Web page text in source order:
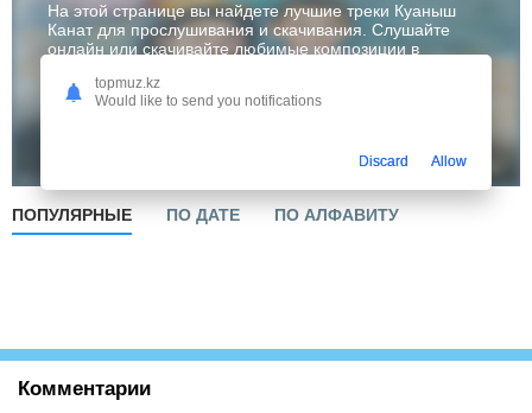
На этой странице вы найдете лучшие треки Куаныш
Канат для прослушивания и скачивания. Слушайте
онлайн или скачивайте любимые композиции в
одного из самых перспективных артистов Казахстана!
ПОПУЛЯРНЫЕ ПО ДАТЕ ПО АЛФАВИТУ
Комментарии
topmuz.kz
Would like to send you notifications
Discard Allow